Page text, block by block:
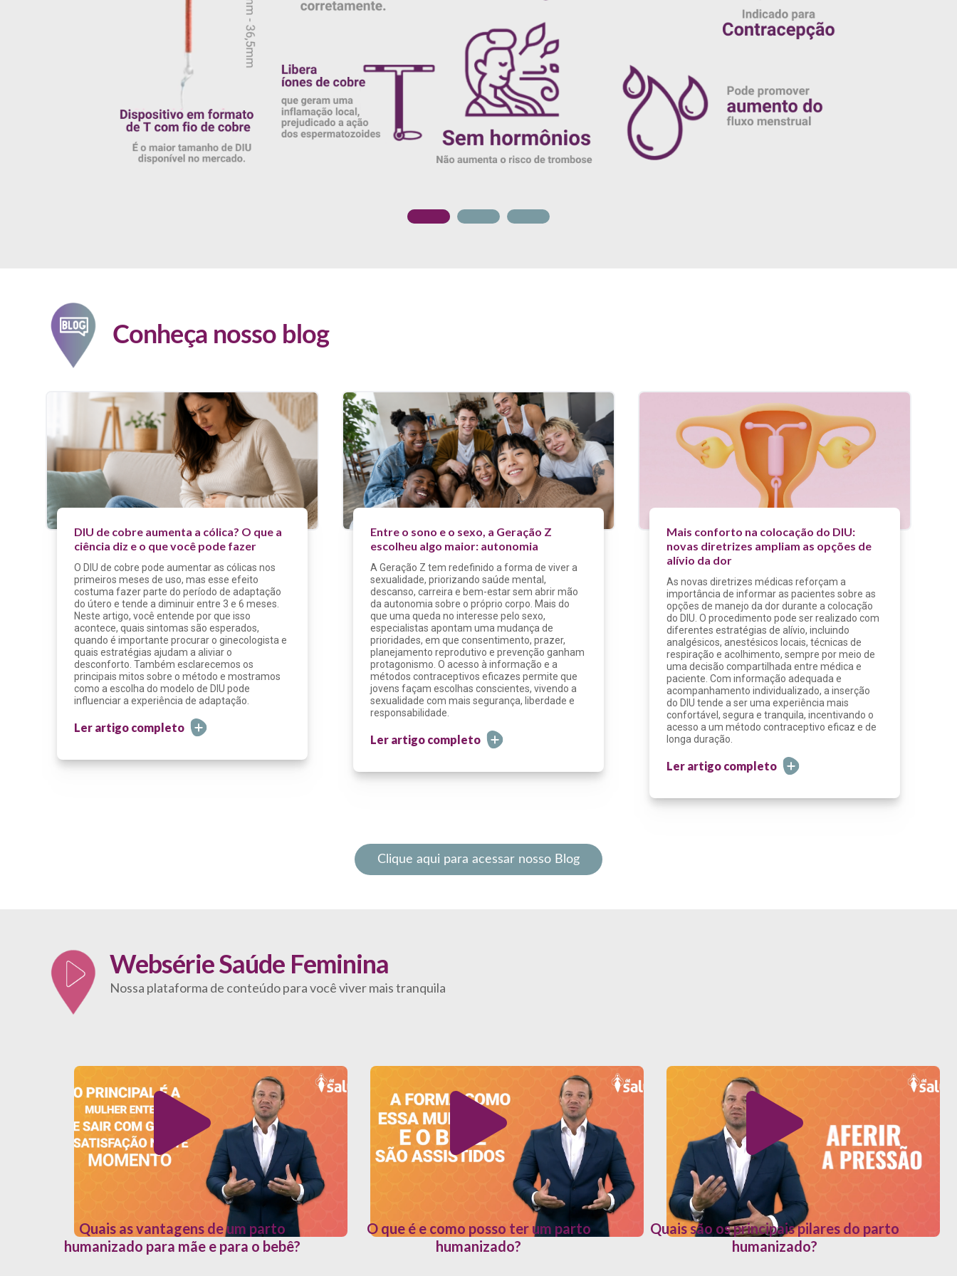
Conheça nosso blog
DIU de cobre aumenta a cólica? O que a
ciência diz e o que você pode fazer
O DIU de cobre pode aumentar as cólicas nos
primeiros meses de uso, mas esse efeito
costuma fazer parte do período de adaptação
do útero e tende a diminuir entre 3 e 6 meses.
Neste artigo, você entende por que isso
acontece, quais sintomas são esperados,
quando é importante procurar o ginecologista e
quais estratégias ajudam a aliviar o
desconforto. Também esclarecemos os
principais mitos sobre o método e mostramos
como a escolha do modelo de DIU pode
influenciar a experiência de adaptação.
Ler artigo completo
Entre o sono e o sexo, a Geração Z
escolheu algo maior: autonomia
A Geração Z tem redefinido a forma de viver a
sexualidade, priorizando saúde mental,
descanso, carreira e bem-estar sem abrir mão
da autonomia sobre o próprio corpo. Mais do
que uma queda no interesse pelo sexo,
especialistas apontam uma mudança de
prioridades, em que consentimento, prazer,
planejamento reprodutivo e prevenção ganham
protagonismo. O acesso à informação e a
métodos contraceptivos eficazes permite que
jovens façam escolhas conscientes, vivendo a
sexualidade com mais segurança, liberdade e
responsabilidade.
Ler artigo completo
Mais conforto na colocação do DIU:
novas diretrizes ampliam as opções de
alívio da dor
As novas diretrizes médicas reforçam a
importância de informar as pacientes sobre as
opções de manejo da dor durante a colocação
do DIU. O procedimento pode ser realizado com
diferentes estratégias de alívio, incluindo
analgésicos, anestésicos locais, técnicas de
respiração e acolhimento, sempre por meio de
uma decisão compartilhada entre médica e
paciente. Com informação adequada e
acompanhamento individualizado, a inserção
do DIU tende a ser uma experiência mais
confortável, segura e tranquila, incentivando o
acesso a um método contraceptivo eficaz e de
longa duração.
Ler artigo completo
Clique aqui para acessar nosso Blog
Websérie Saúde Feminina
Nossa plataforma de conteúdo para você viver mais tranquila
Quais as vantagens de um parto
humanizado para mãe e para o bebê?
O que é e como posso ter um parto
humanizado?
Quais são os principais pilares do parto
humanizado?